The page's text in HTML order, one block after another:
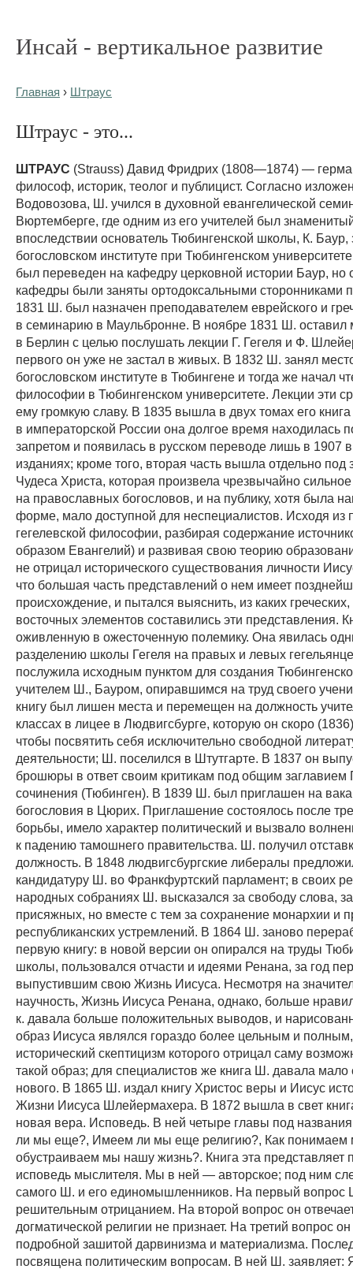
Инсай - вертикальное развитие
Главная › Штраус
Штраус - это...
ШТРАУС (Strauss) Давид Фридрих (1808—1874) —
философ, историк, теолог и публицист. Согласно
Водовозова, Ш. учился в духовной евангелической
Вюртемберге, где одним из его учителей был
впоследствии основатель Тюбингенской школы, К. Баур,
богословском институте при Тюбингенском
был переведен на кафедру церковной истории Баур, но
кафедры были заняты ортодоксальными сторонниками
1831 Ш. был назначен преподавателем еврейского и
в семинарию в Маульбронне. В ноябре 1831 Ш. оставил
в Берлин с целью послушать лекции Г. Гегеля и Ф.
первого он уже не застал в живых. В 1832 Ш. занял
богословском институте в Тюбингене и тогда же начал
философии в Тюбингенском университете. Лекции эти
ему громкую славу. В 1835 вышла в двух томах его
в императорской России она долгое время находилась
запретом и появилась в русском переводе лишь в 1907 в
изданиях; кроме того, вторая часть вышла отдельно под
Чудеса Христа, которая произвела чрезвычайно
на православных богословов, и на публику, хотя была
форме, мало доступной для неспециалистов. Исходя из
гегелевской философии, разбирая содержание
образом Евангелий) и развивая свою теорию
не отрицал исторического существования личности
что большая часть представлений о нем имеет
происхождение, и пытался выяснить, из каких
восточных элементов составились эти представления.
оживленную в ожесточенную полемику. Она явилась
разделению школы Гегеля на правых и левых
послужила исходным пунктом для создания
учителем Ш., Бауром, опиравшимся на труд своего
книгу был лишен места и перемещен на должность
классах в лицее в Людвигсбурге, которую он скоро
чтобы посвятить себя исключительно свободной
деятельности; Ш. поселился в Штутгарте. В 1837 он
брошюры в ответ своим критикам под общим заглавием
сочинения (Тюбинген). В 1839 Ш. был приглашен на
богословия в Цюрих. Приглашение состоялось после
борьбы, имело характер политический и вызвало
к падению тамошнего правительства. Ш. получил
должность. В 1848 людвигсбургские либералы
кандидатуру Ш. во Франкфуртский парламент; в своих
народных собраниях Ш. высказался за свободу слова,
присяжных, но вместе с тем за сохранение монархии и
республиканских устремлений. В 1864 Ш. заново
первую книгу: в новой версии он опирался на труды
школы, пользовался отчасти и идеями Ренана, за год
выпустившим свою Жизнь Иисуса. Несмотря на
научность, Жизнь Иисуса Ренана, однако, больше
к. давала больше положительных выводов, и
образ Иисуса являлся гораздо более цельным и
исторический скептицизм которого отрицал саму
такой образ; для специалистов же книга Ш. давала мало
нового. В 1865 Ш. издал книгу Христос веры и Иисус
Жизни Иисуса Шлейермахера. В 1872 вышла в свет
новая вера. Исповедь. В ней четыре главы под
ли мы еще?, Имеем ли мы еще религию?, Как понимаем
обустраиваем мы нашу жизнь?. Книга эта представляет
исповедь мыслителя. Мы в ней — авторское; под ним
самого Ш. и его единомышленников. На первый вопрос
решительным отрицанием. На второй вопрос он
догматической религии не признает. На третий вопрос он
подробной зашитой дарвинизма и материализма.
посвящена политическим вопросам. В ней Ш. заявляет: